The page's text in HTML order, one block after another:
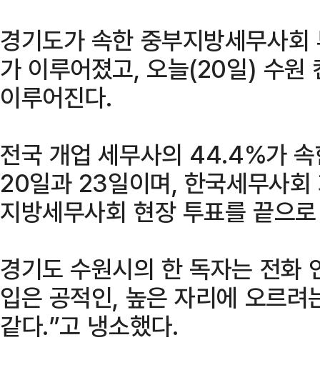
경기도가 속한 중부지방세무사
가 이루어졌고, 오늘(20일) 수원
이루어진다.
전국 개업 세무사의 44.4%가 속
20일과 23일이며, 한국세무사
지방세무사회 현장 투표를 끝으
경기도 수원시의 한 독자는 전화
입은 공적인, 높은 자리에 오르
같다.”고 냉소했다.